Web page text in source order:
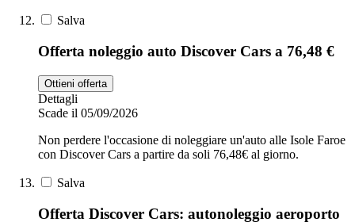
Salva
Offerta noleggio auto Discover Cars a 76,48 €
Ottieni offerta
Dettagli
Scade il 05/09/2026
Non perdere l'occasione di noleggiare un'auto alle Isole Faroe
con Discover Cars a partire da soli 76,48€ al giorno.
Salva
Offerta Discover Cars: autonoleggio aeroporto